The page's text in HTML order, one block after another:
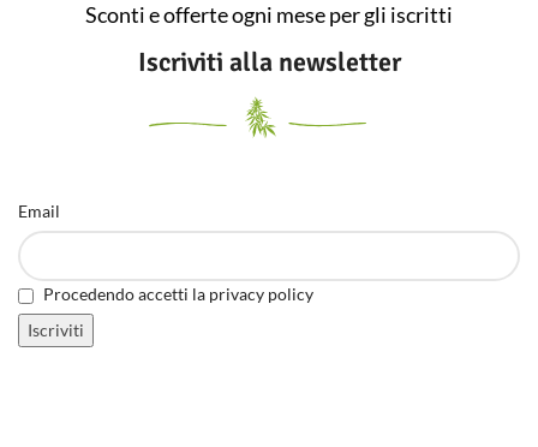
Sconti e offerte ogni mese per gli iscritti
Iscriviti alla newsletter
Email
Procedendo accetti la privacy policy